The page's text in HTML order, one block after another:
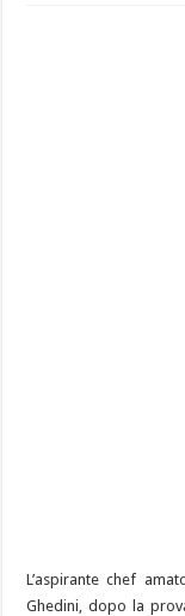
L’aspirante chef
Ghedini, dopo la